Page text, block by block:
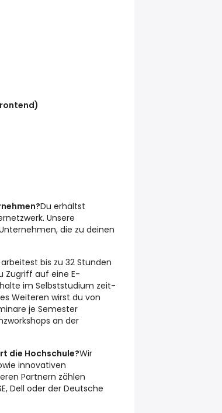
Du erhältst
Unsere
die zu deinen
bis zu 32 Stunden
Zugriff auf eine E-
im Selbststudium zeit-
Weiteren wirst du von
je Semester
an der
die Hochschule?Wir
innovativen
Partnern zählen
Dell oder der Deutsche